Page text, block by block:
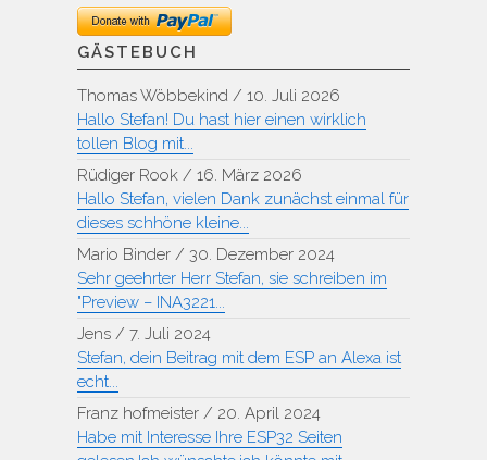
GÄSTEBUCH
Thomas Wöbbekind / 10. Juli 2026
Hallo Stefan! Du hast hier einen wirklich
tollen Blog mit...
Rüdiger Rook / 16. März 2026
Hallo Stefan, vielen Dank zunächst einmal für
dieses schhöne kleine...
Mario Binder / 30. Dezember 2024
Sehr geehrter Herr Stefan, sie schreiben im
"Preview – INA3221...
Jens / 7. Juli 2024
Stefan, dein Beitrag mit dem ESP an Alexa ist
echt...
Franz hofmeister / 20. April 2024
Habe mit Interesse Ihre ESP32 Seiten